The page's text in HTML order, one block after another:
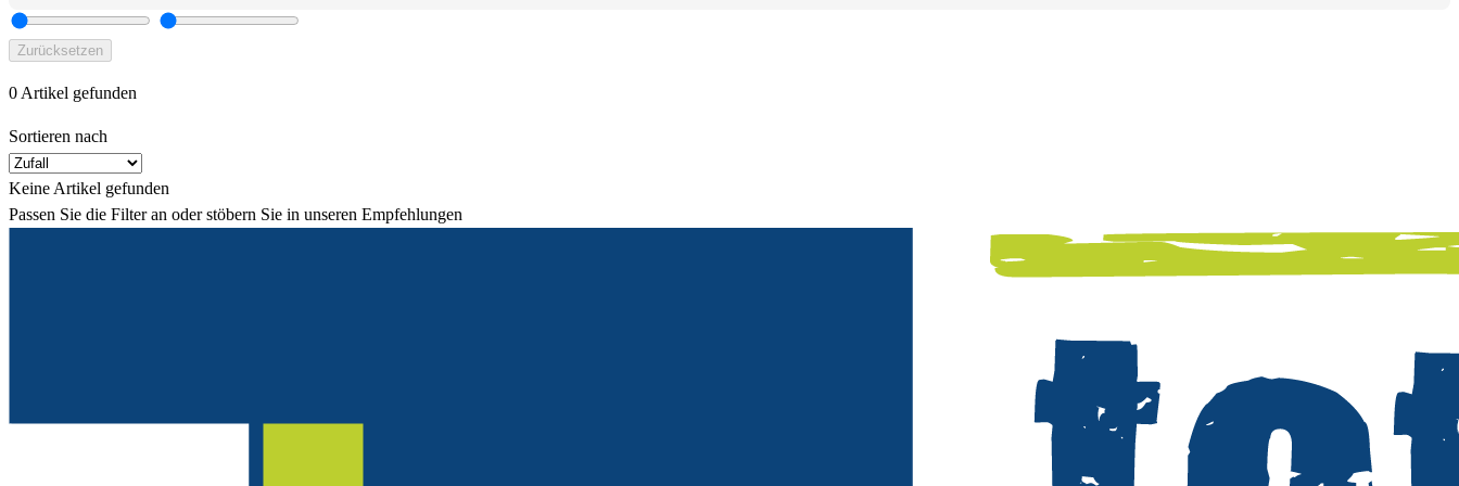
Zurücksetzen
0 Artikel gefunden
Sortieren nach
Keine Artikel gefunden
Passen Sie die Filter an oder stöbern Sie in unseren Empfehlungen